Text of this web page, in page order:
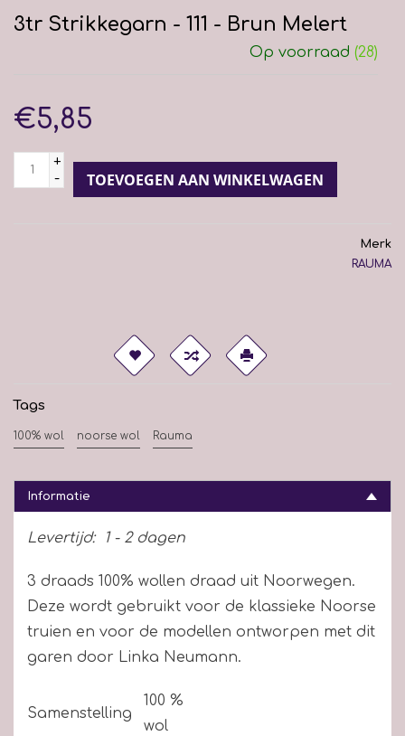
3tr Strikkegarn - 111 - Brun Melert
Op voorraad (28)
€5,85
+
-
TOEVOEGEN AAN WINKELWAGEN
Merk
RAUMA
Tags
100% wol noorse wol Rauma
Informatie
Levertijd: 1 - 2 dagen
3 draads 100% wollen draad uit Noorwegen.
Deze wordt gebruikt voor de klassieke Noorse
truien en voor de modellen ontworpen met dit
garen door Linka Neumann.
Samenstelling
100 %
wol